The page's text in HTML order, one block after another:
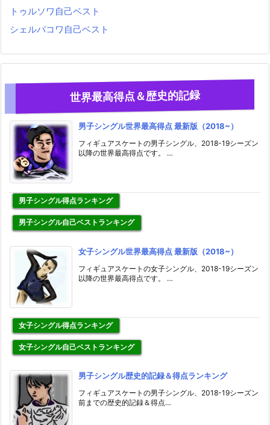
トゥルソワ自己ベスト
シェルバコワ自己ベスト
世界最高得点＆歴史的記録
男子シングル世界最高得点 最新版（2018~）
フィギュアスケートの男子シングル、2018-19シーズン
以降の世界最高得点です。 …
男子シングル得点ランキング
男子シングル自己ベストランキング
女子シングル世界最高得点 最新版（2018~）
フィギュアスケートの女子シングル、2018-19シーズン
以降の世界最高得点です。 …
女子シングル得点ランキング
女子シングル自己ベストランキング
男子シングル歴史的記録＆得点ランキング
フィギュアスケートの男子シングル、2018-19シーズン
前までの歴史的記録＆得点…